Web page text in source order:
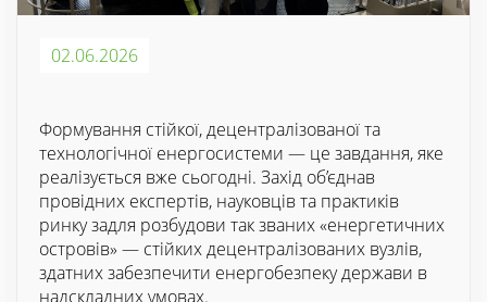
02.06.2026
Формування стійкої, децентралізованої та
технологічної енергосистеми — це завдання, яке
реалізується вже сьогодні. Захід об’єднав
провідних експертів, науковців та практиків
ринку задля розбудови так званих «енергетичних
островів» — стійких децентралізованих вузлів,
здатних забезпечити енергобезпеку держави в
надскладних умовах.